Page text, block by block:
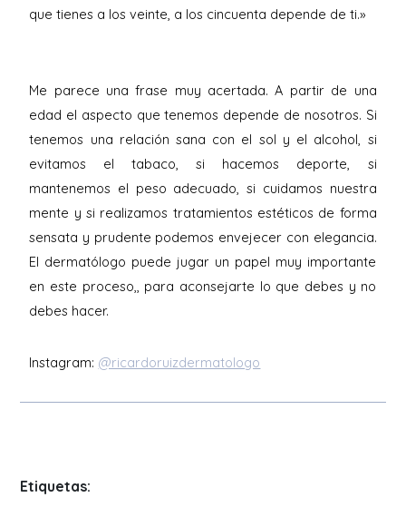
que tienes a los veinte, a los cincuenta depende de ti.»⁣
Me parece una frase muy acertada. A partir de una
edad el aspecto que tenemos depende de nosotros. Si
tenemos una relación sana con el sol y el alcohol, si
evitamos el tabaco, si hacemos deporte, si
mantenemos el peso adecuado, si cuidamos nuestra
mente y si realizamos tratamientos estéticos de forma
sensata y prudente podemos envejecer con elegancia.
El dermatólogo puede jugar un papel muy importante
en este proceso,, para aconsejarte lo que debes y no
debes hacer.
Instagram: @ricardoruizdermatologo
Etiquetas: